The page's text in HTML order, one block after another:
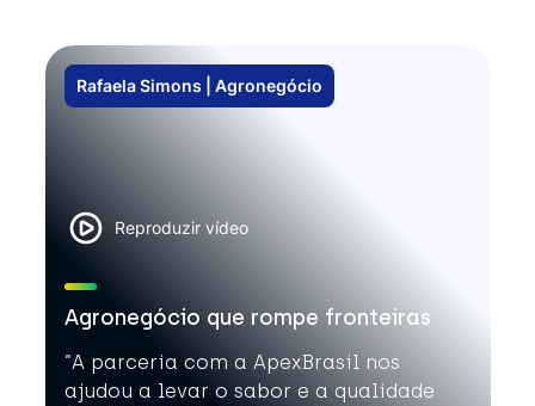
Rafaela Simons | Agronegócio
Reproduzir vídeo
Agronegócio que rompe fronteiras
”A parceria com a ApexBrasil nos
ajudou a levar o sabor e a qualidade